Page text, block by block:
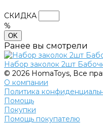
СКИДКА
%
OK
Ранее вы смотрели
Набор заколок 2шт
© 2026 HomaToys, Все
О компании
Политика
Помощь
Покупки
Помощь покупателю